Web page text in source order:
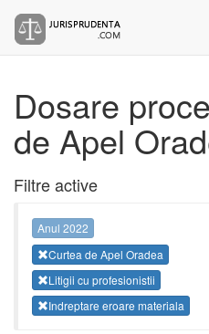
Dosare
de Apel
Filtre active
Anul 2022
Curtea de Apel Oradea
Litigii cu profesionistii
Indreptare eroare materiala